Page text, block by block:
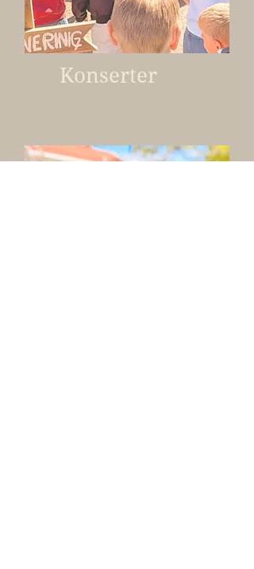
Konserter